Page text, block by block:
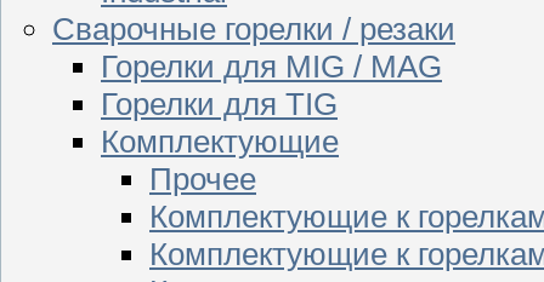
Сварочные горелки / резаки
Горелки для MIG / MAG
Горелки для TIG
Комплектующие
Прочее
Комплектующие к
Комплектующие к